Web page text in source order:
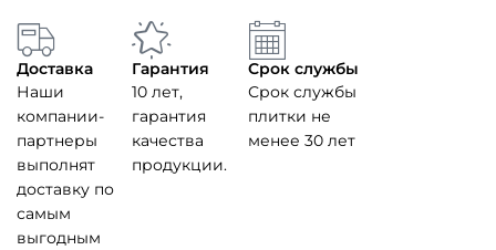
Доставка
Наши
компании-
партнеры
выполнят
доставку по
самым
выгодным
Гарантия
10 лет,
гарантия
качества
продукции.
Срок службы
Срок службы
плитки не
менее 30 лет